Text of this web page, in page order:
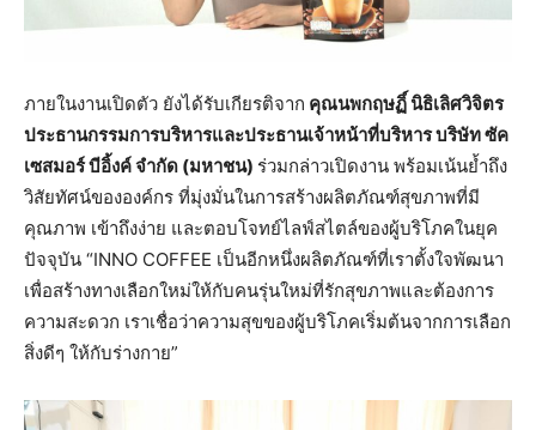
ภายในงานเปิดตัว ยังได้รับเกียรติจาก คุณนพกฤษฏิ์ นิธิเลิศวิจิตร
ประธานกรรมการบริหารและประธานเจ้าหน้าที่บริหาร บริษัท ซัค
เซสมอร์ บีอิ้งค์ จำกัด (มหาชน) ร่วมกล่าวเปิดงาน พร้อมเน้นย้ำถึง
วิสัยทัศน์ขององค์กร ที่มุ่งมั่นในการสร้างผลิตภัณฑ์สุขภาพที่มี
คุณภาพ เข้าถึงง่าย และตอบโจทย์ไลฟ์สไตล์ของผู้บริโภคในยุค
ปัจจุบัน “INNO COFFEE เป็นอีกหนึ่งผลิตภัณฑ์ที่เราตั้งใจพัฒนา
เพื่อสร้างทางเลือกใหม่ให้กับคนรุ่นใหม่ที่รักสุขภาพและต้องการ
ความสะดวก เราเชื่อว่าความสุขของผู้บริโภคเริ่มต้นจากการเลือก
สิ่งดีๆ ให้กับร่างกาย”